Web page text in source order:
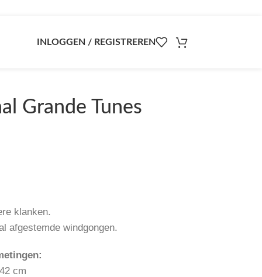
INLOGGEN / REGISTREREN
Grande Tunes
klanken.
afgestemde windgongen.
cm